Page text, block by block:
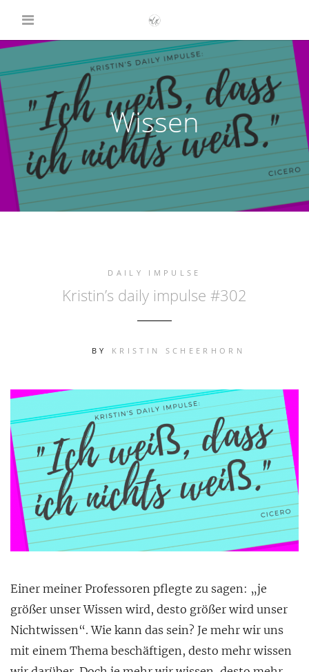
Wissen
DAILY IMPULSE
Kristin’s daily impulse #302
BY KRISTIN SCHEERHORN
Einer meiner Professoren pflegte zu sagen: „je
größer unser Wissen wird, desto größer wird unser
Nichtwissen“. Wie kann das sein? Je mehr wir uns
mit einem Thema beschäftigen, desto mehr wissen